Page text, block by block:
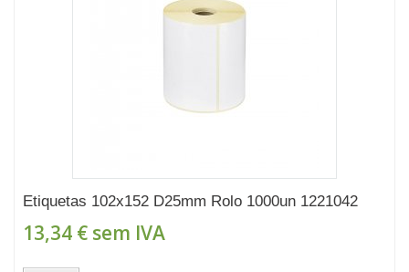
Etiquetas 102x152 D25mm Rolo 1000un 1221042
13,34 € sem IVA